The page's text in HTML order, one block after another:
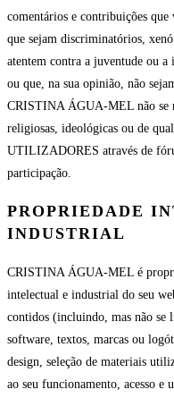
comentários e contribuições
que sejam discriminatórios,
atentem contra a juventude ou
ou que, na sua opinião, não
CRISTINA ÁGUA-MEL não se
religiosas, ideológicas ou de
UTILIZADORES através de
participação.
PROPRIEDADE
INDUSTRIAL
CRISTINA ÁGUA-MEL é
intelectual e industrial do seu
contidos (incluindo, mas não se
software, textos, marcas ou
design, seleção de materiais
ao seu funcionamento, acesso e